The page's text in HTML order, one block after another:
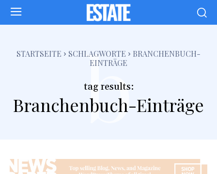
STARTSEITE SCHLAGWORTE
BRANCHENBUCH-
EINTRÄGE
tag results:
Branchenbuch-Einträge
b